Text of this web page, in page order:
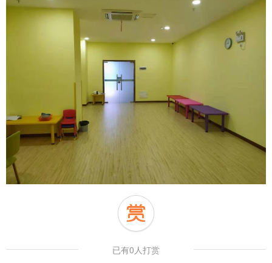
已有0人打赏